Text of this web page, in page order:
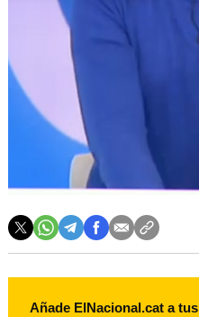
Añade ElNacional.cat a